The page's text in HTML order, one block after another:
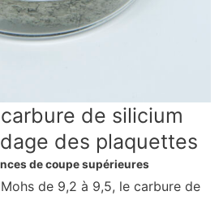
de silicium
des plaquettes
de coupe supérieures
de 9,2 à 9,5, le carbure de